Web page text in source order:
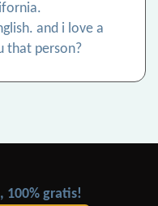
and i love a
that person?
100% gratis!